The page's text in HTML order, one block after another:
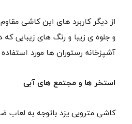
از دیگر کاربرد های این کاشی
و جلوه ی زیبا و رنگ های زیبایی
آشپزخانه رستوران ها مورد
استخر ها و مجتمع های آبی
کاشی مترویی یزد باتوجه به لعاب